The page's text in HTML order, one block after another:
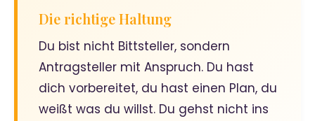
Die richtige Haltung
Du bist nicht Bittsteller, sondern
Antragsteller mit Anspruch. Du hast
dich vorbereitet, du hast einen Plan, du
weißt was du willst. Du gehst nicht ins